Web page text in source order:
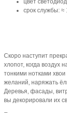
срок службы: ≈
Скоро наступит
хлопот, когда воздух
тонкими нотками
желаний, наряжать
Деревья, фасады,
вы декорировали их